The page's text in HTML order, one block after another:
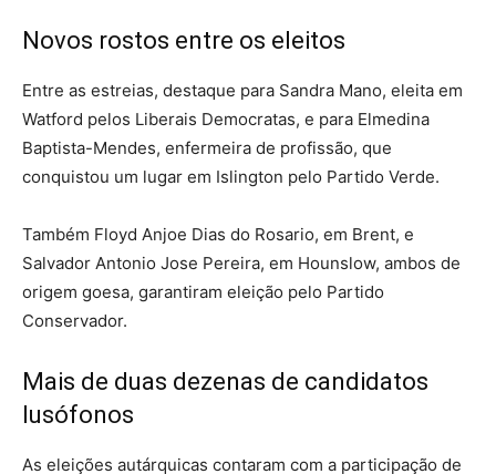
Novos rostos entre os eleitos
Entre as estreias, destaque para Sandra Mano, eleita em
Watford pelos Liberais Democratas, e para Elmedina
Baptista-Mendes, enfermeira de profissão, que
conquistou um lugar em Islington pelo Partido Verde.
Também Floyd Anjoe Dias do Rosario, em Brent, e
Salvador Antonio Jose Pereira, em Hounslow, ambos de
origem goesa, garantiram eleição pelo Partido
Conservador.
Mais de duas dezenas de candidatos
lusófonos
As eleições autárquicas contaram com a participação de